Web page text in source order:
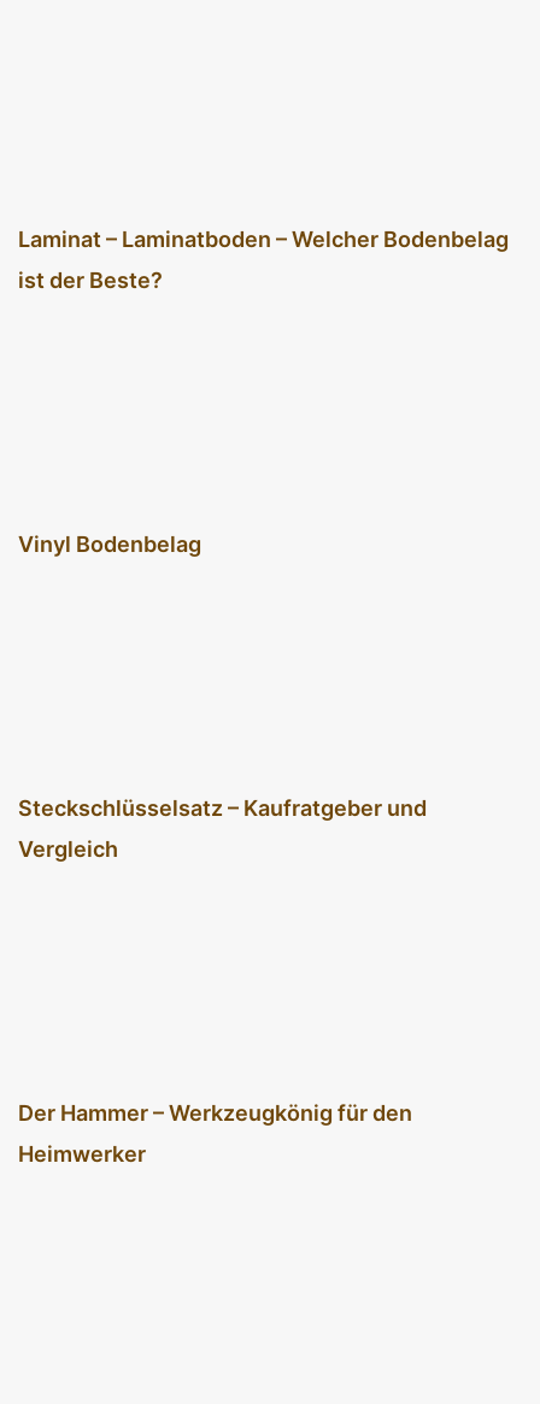
Laminat – Laminatboden – Welcher Bodenbelag
ist der Beste?
Vinyl Bodenbelag
Steckschlüsselsatz – Kaufratgeber und
Vergleich
Der Hammer – Werkzeugkönig für den
Heimwerker